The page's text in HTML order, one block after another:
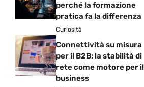
perché la formazione
pratica fa la differenza
Curiosità
Connettività su misura
per il B2B: la stabilità di
rete come motore per il
business